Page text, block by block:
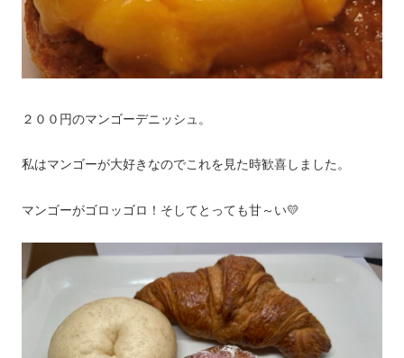
２００円のマンゴーデニッシュ。
私はマンゴーが大好きなのでこれを見た時歓喜しました。
マンゴーがゴロッゴロ！そしてとっても甘～い💛